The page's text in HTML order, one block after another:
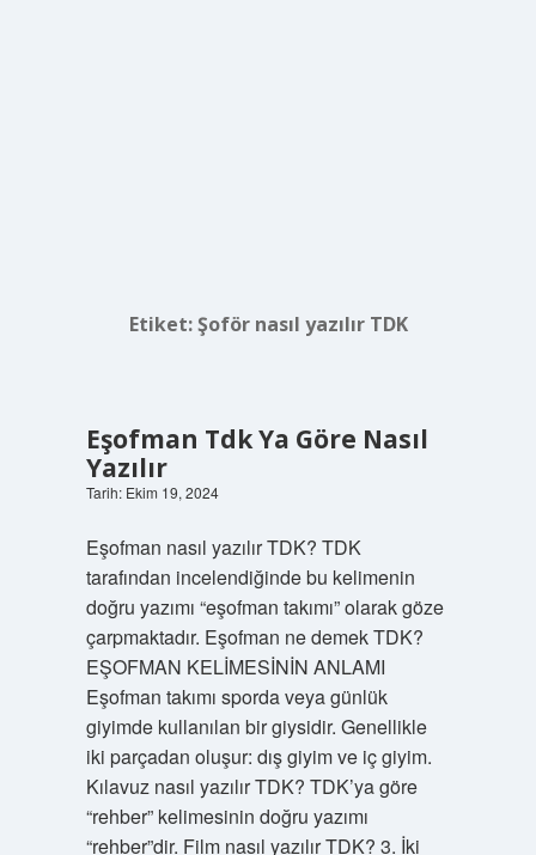
Etiket:Şoför nasıl yazılır TDK
Eşofman Tdk Ya Göre Nasıl
Yazılır
Tarih: Ekim 19, 2024
Eşofman nasıl yazılır TDK? TDK
tarafından incelendiğinde bu kelimenin
doğru yazımı “eşofman takımı” olarak göze
çarpmaktadır. Eşofman ne demek TDK?
EŞOFMAN KELİMESİNİN ANLAMI
Eşofman takımı sporda veya günlük
giyimde kullanılan bir giysidir. Genellikle
iki parçadan oluşur: dış giyim ve iç giyim.
Kılavuz nasıl yazılır TDK? TDK’ya göre
“rehber” kelimesinin doğru yazımı
“rehber”dir. Film nasıl yazılır TDK? 3. İki